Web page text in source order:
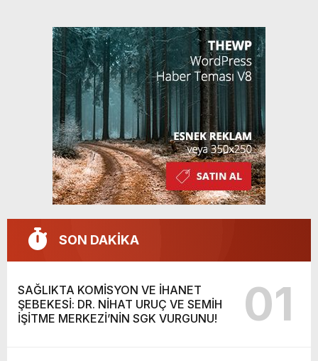
SON DAKİKA
SAĞLIKTA KOMİSYON VE İHANET
ŞEBEKESİ: DR. NİHAT URUÇ VE SEMİH
İŞİTME MERKEZİ’NİN SGK VURGUNU!
01